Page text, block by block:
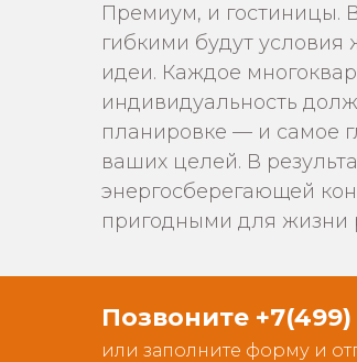
Премиум, и гостиницы.
гибкими будут условия
идеи. Каждое
индивидуальность
планировке — и самое
ваших целей. В
энергосберегающей
пригодными для жизни
Позвоните +7(499)
или заполните форму и